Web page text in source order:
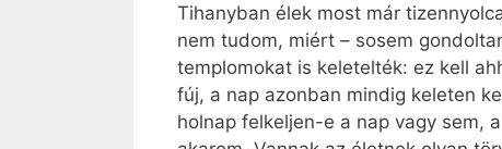
Tihanyban élek most már
nem tudom, miért – sosem
templomokat is keletelték: ez kell
fúj, a nap azonban mindig keleten
holnap felkeljen-e a nap vagy sem,